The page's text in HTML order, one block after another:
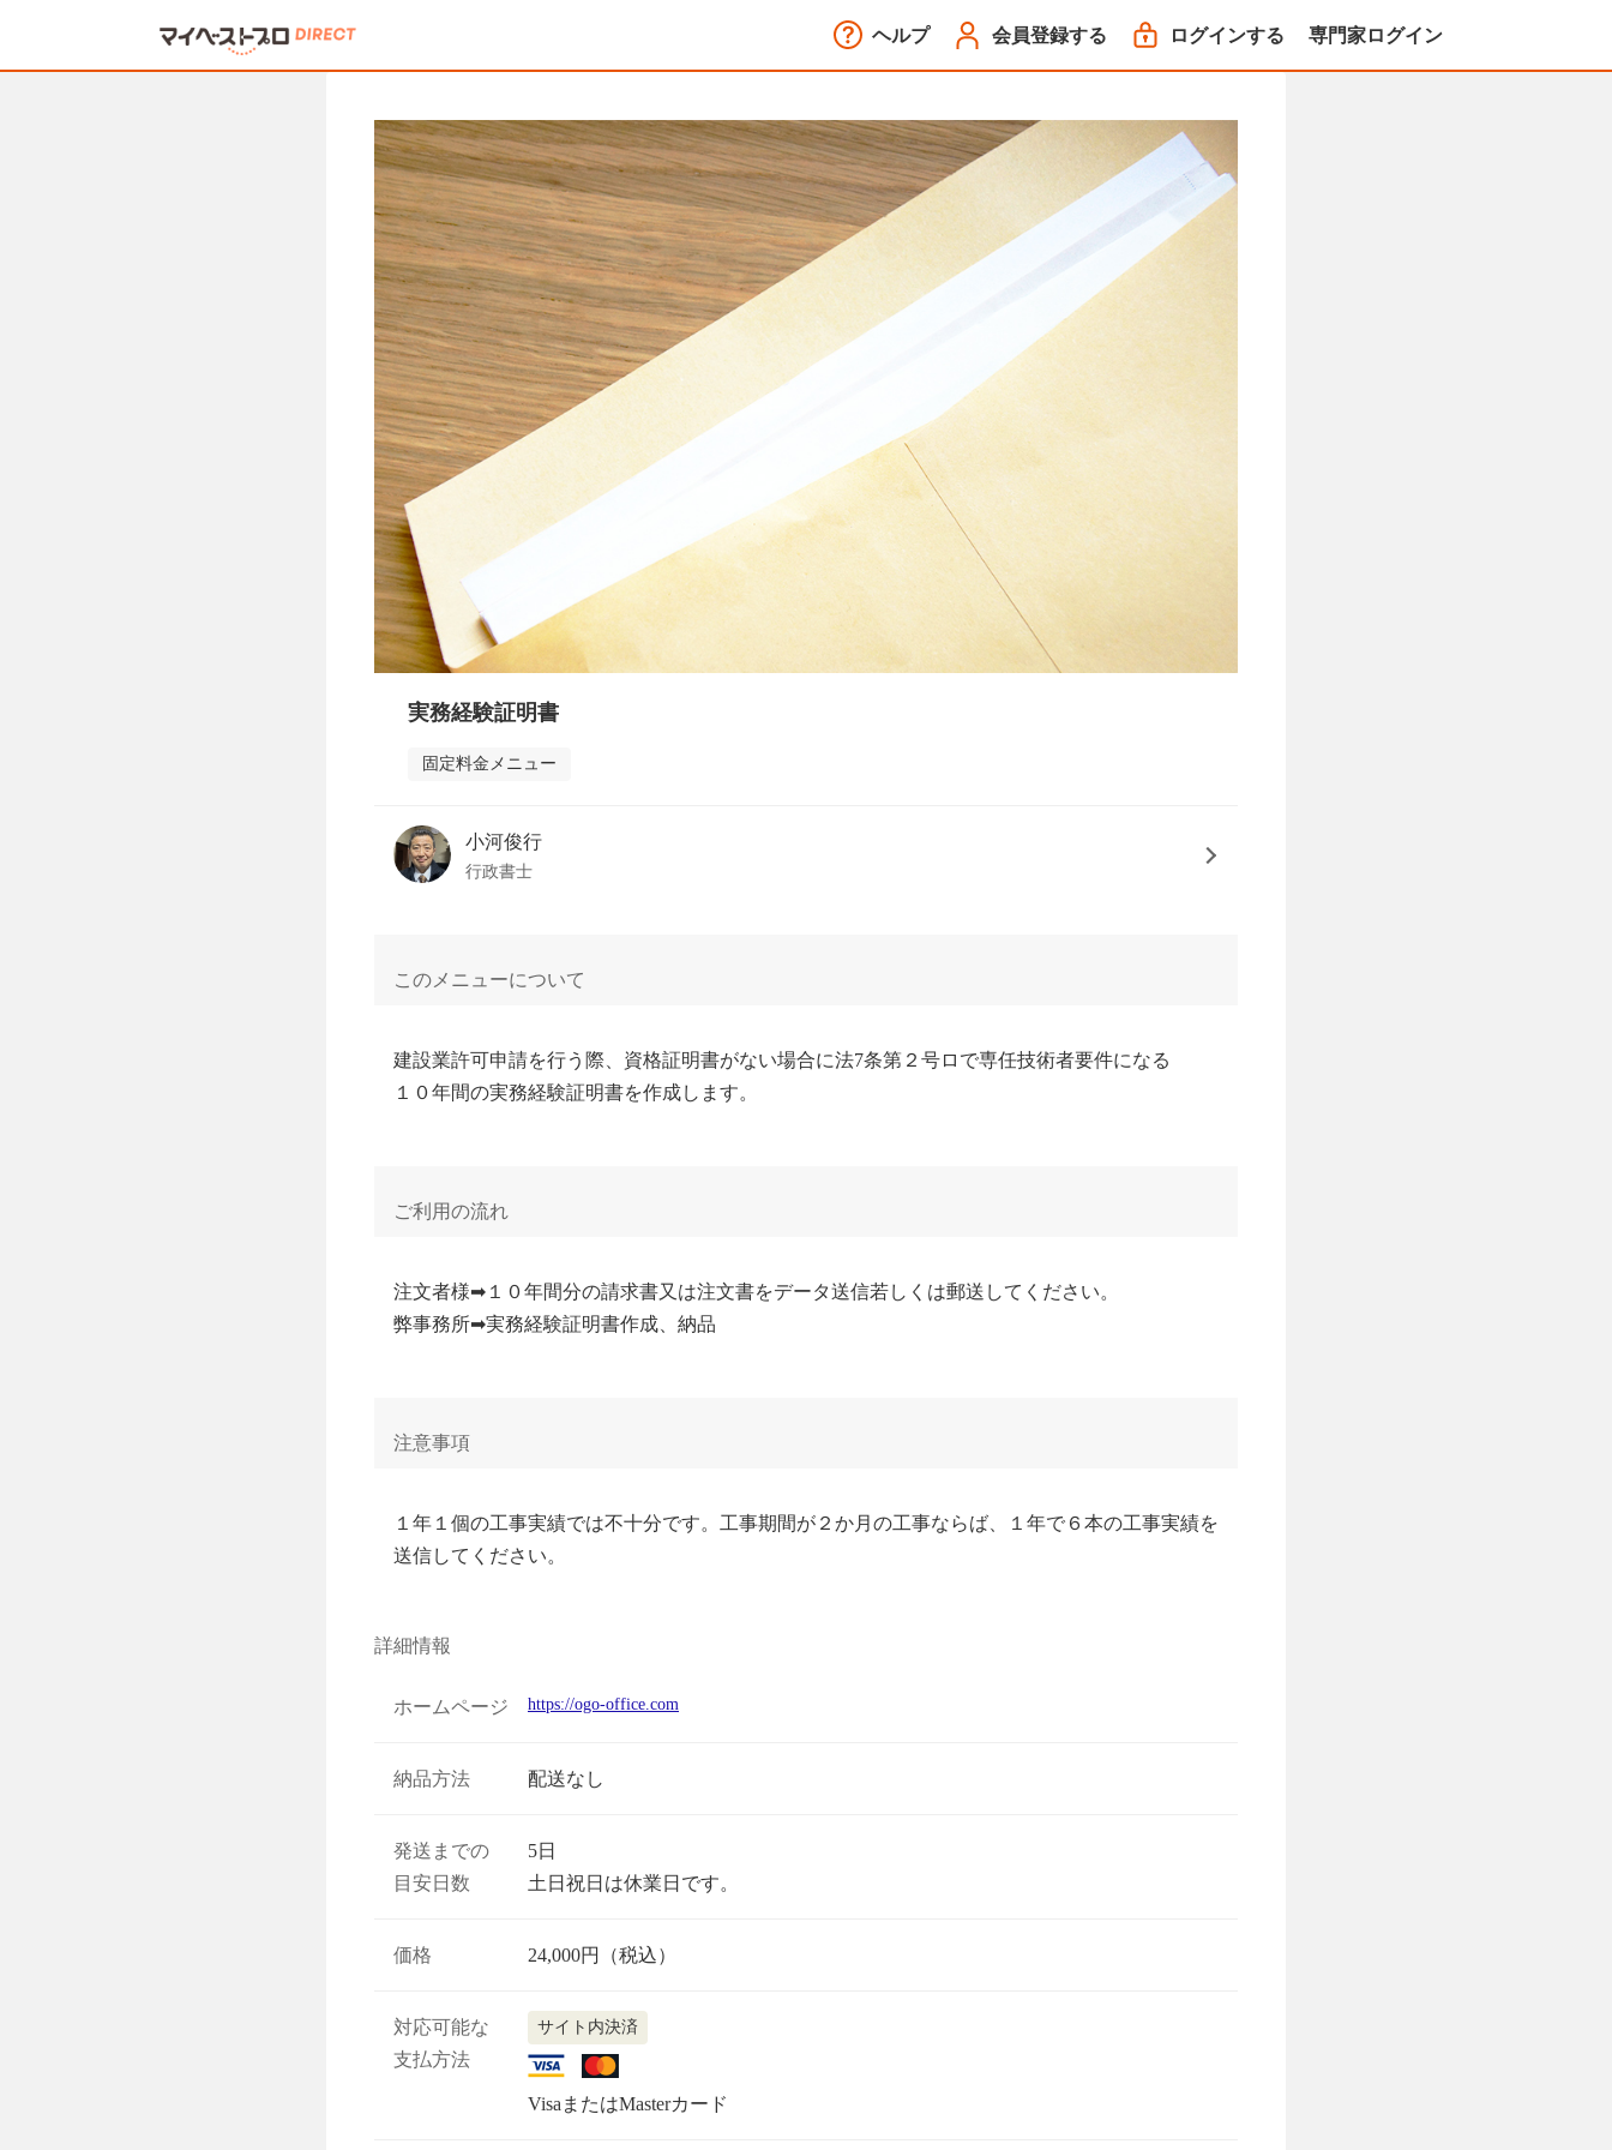
ヘルプ 会員登録する ログインする 専門家ログイン
実務経験証明書
固定料金メニュー
小河俊行
行政書士
このメニューについて
建設業許可申請を行う際、資格証明書がない場合に法7条第２号ロで専任技術者要件になる
１０年間の実務経験証明書を作成します。
ご利用の流れ
注文者様➡１０年間分の請求書又は注文書をデータ送信若しくは郵送してください。
弊事務所➡実務経験証明書作成、納品
注意事項
１年１個の工事実績では不十分です。工事期間が２か月の工事ならば、１年で６本の工事実績を
送信してください。
詳細情報
ホームページ https://ogo-office.com
納品方法 配送なし
発送までの
目安日数
5日
土日祝日は休業日です。
価格 24,000円（税込）
対応可能な
支払方法
サイト内決済
VisaまたはMasterカード